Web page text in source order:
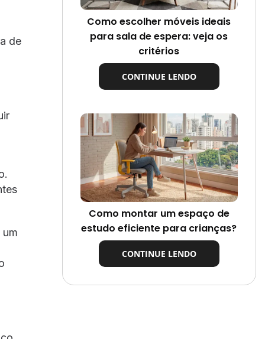
de
Como escolher móveis ideais
para sala de espera: veja os
critérios
CONTINUE LENDO
Como montar um espaço de
estudo eficiente para crianças?
CONTINUE LENDO